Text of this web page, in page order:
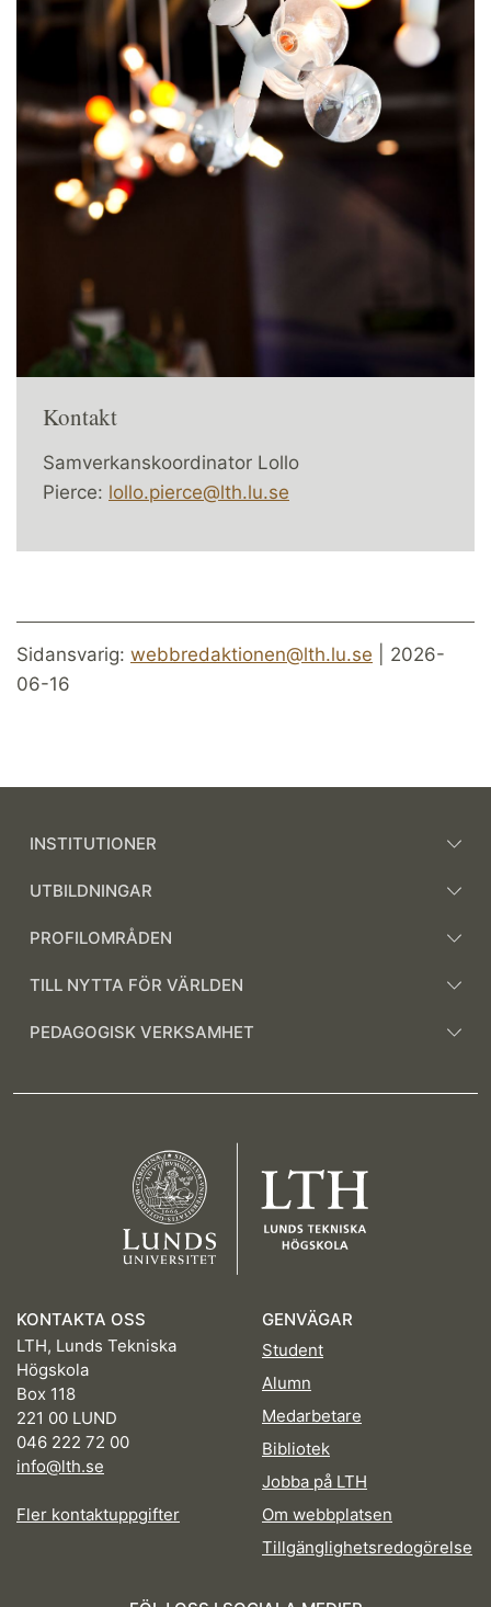
Kontakt
Samverkanskoordinator Lollo
Pierce: lollo.pierce@lth.lu.se
Sidansvarig: webbredaktionen@lth.lu.se | 2026-
06-16
INSTITUTIONER
UTBILDNINGAR
PROFILOMRÅDEN
TILL NYTTA FÖR VÄRLDEN
PEDAGOGISK VERKSAMHET
KONTAKTA OSS
LTH, Lunds Tekniska
Högskola
Box 118
221 00 LUND
046 222 72 00
info@lth.se
Fler kontaktuppgifter
GENVÄGAR
Student
Alumn
Medarbetare
Bibliotek
Jobba på LTH
Om webbplatsen
Tillgänglighetsredogörelse